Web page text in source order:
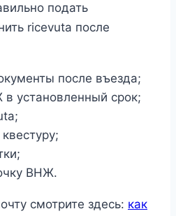
подать
ricevuta после
после въезда;
установленный срок;
ВНЖ.
смотрите здесь: как